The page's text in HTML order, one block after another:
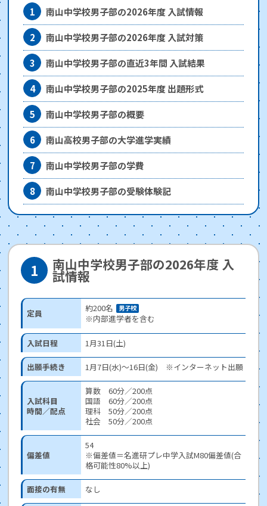
1 南山中学校男子部の2026年度 入試情報
2 南山中学校男子部の2026年度 入試対策
3 南山中学校男子部の直近3年間 入試結果
4 南山中学校男子部の2025年度 出題形式
5 南山中学校男子部の概要
6 南山高校男子部の大学進学実績
7 南山中学校男子部の学費
8 南山中学校男子部の受験体験記
南山中学校男子部の2026年度 入
試情報
定員 約200名 男子校
※内部進学者を含む
入試日程 1月31日(土)
出願手続き 1月7日(水)〜16日(金) ※インターネット出願
入試科目
時間／配点
算数 60分／200点
国語 60分／200点
理科 50分／200点
社会 50分／200点
偏差値
54
※偏差値＝名進研プレ中学入試M80偏差値(合
格可能性80%以上)
面接の有無 なし